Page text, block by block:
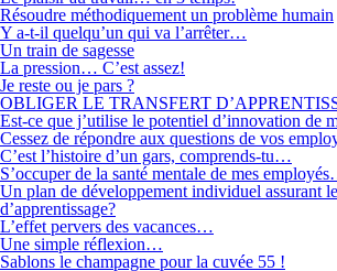
Résoudre méthodiquement un problème humain
Y a-t-il quelqu’un qui va l’arrêter…
Un train de sagesse
La pression… C’est assez!
Je reste ou je pars ?
OBLIGER LE TRANSFERT
Est-ce que j’utilise le potentiel d’innovation de
Cessez de répondre aux questions de vos
C’est l’histoire d’un gars, comprends-tu…
S’occuper de la santé mentale de mes
Un plan de développement individuel assurant
d’apprentissage?
L’effet pervers des vacances…
Une simple réflexion…
Sablons le champagne pour la cuvée 55 !